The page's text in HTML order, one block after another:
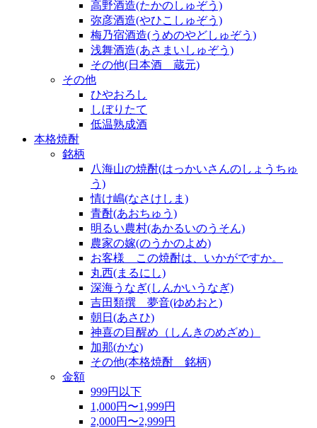
高野酒造(たかのしゅぞう)
弥彦酒造(やひこしゅぞう)
梅乃宿酒造(うめのやどしゅぞう)
浅舞酒造(あさまいしゅぞう)
その他(日本酒 蔵元)
その他
ひやおろし
しぼりたて
低温熟成酒
本格焼酎
銘柄
八海山の焼酎(はっかいさんのしょうちゅ
う)
情け嶋(なさけしま)
青酎(あおちゅう)
明るい農村(あかるいのうそん)
農家の嫁(のうかのよめ)
お客様 この焼酎は、いかがですか。
丸西(まるにし)
深海うなぎ(しんかいうなぎ)
吉田類撰 夢音(ゆめおと)
朝日(あさひ)
神喜の目醒め（しんきのめざめ）
加那(かな)
その他(本格焼酎 銘柄)
金額
999円以下
1,000円〜1,999円
2,000円〜2,999円